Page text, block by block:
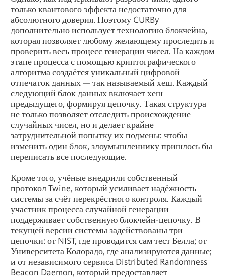
только квантового эффекта недостаточно для
абсолютного доверия. Поэтому CURBy
дополнительно использует технологию блокчейна,
которая позволяет любому желающему проследить и
проверить весь процесс генерации чисел. На каждом
этапе процесса с помощью криптографического
алгоритма создаётся уникальный цифровой
отпечаток данных — так называемый хеш. Каждый
следующий блок данных включает хеш
предыдущего, формируя цепочку. Такая структура
не только позволяет отследить происхождение
случайных чисел, но и делает крайне
затруднительной попытку их подмены: чтобы
изменить один блок, злоумышленнику пришлось бы
переписать все последующие.
Кроме того, учёные внедрили собственный
протокол Twine, который усиливает надёжность
системы за счёт перекрёстного контроля. Каждый
участник процесса случайной генерации
поддерживает собственную блокчейн-цепочку. В
текущей версии системы задействованы три
цепочки: от NIST, где проводится сам тест Белла; от
Университета Колорадо, где анализируются данные;
и от независимого сервиса Distributed Randomness
Beacon Daemon, который предоставляет